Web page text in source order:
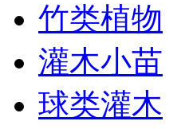
竹类植物
灌木小苗
球类灌木